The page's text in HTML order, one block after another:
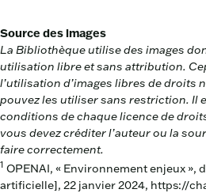
Source des images
La Bibliothèque utilise des images
utilisation libre et sans attribution.
l’utilisation d’images libres de droits
pouvez les utiliser sans restriction. Il
conditions de chaque licence de
vous devez créditer l’auteur ou la
faire correctement.
1 OPENAI, « Environnement enjeux »,
artificielle], 22 janvier 2024, https://